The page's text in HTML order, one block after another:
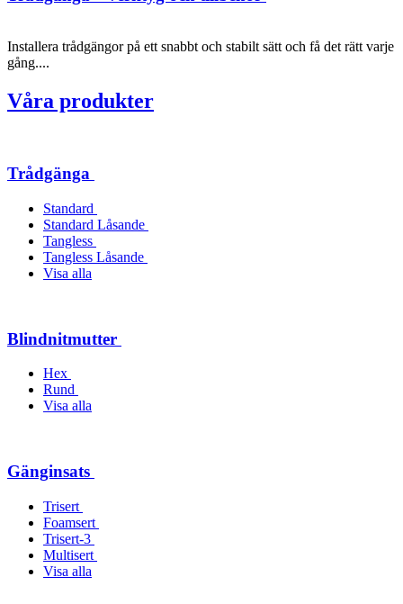
Installera trådgängor på ett snabbt och stabilt sätt och få det rätt varje
gång....
Våra produkter
Trådgänga
Standard
Standard Låsande
Tangless
Tangless Låsande
Visa alla
Blindnitmutter
Hex
Rund
Visa alla
Gänginsats
Trisert
Foamsert
Trisert-3
Multisert
Visa alla